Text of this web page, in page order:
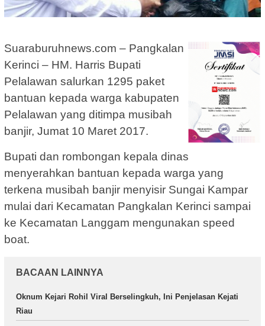
Suaraburuhnews.com – Pangkalan
Kerinci – HM. Harris Bupati
Pelalawan salurkan 1295 paket
bantuan kepada warga kabupaten
Pelalawan yang ditimpa musibah
banjir, Jumat 10 Maret 2017.
Bupati dan rombongan kepala dinas
menyerahkan bantuan kepada warga yang
terkena musibah banjir menyisir Sungai Kampar
mulai dari Kecamatan Pangkalan Kerinci sampai
ke Kecamatan Langgam mengunakan speed
boat.
BACAAN LAINNYA
Oknum Kejari Rohil Viral Berselingkuh, Ini Penjelasan Kejati
Riau